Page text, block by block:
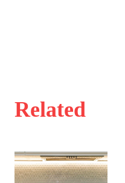
Related